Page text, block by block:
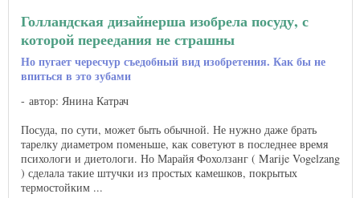
Голландская дизайнерша изобрела посуду, с
которой переедания не страшны
Но пугает чересчур съедобный вид изобретения. Как бы не
впиться в это зубами
автор: Янина Катрач
Посуда, по сути, может быть обычной. Не нужно даже брать
тарелку диаметром поменьше, как советуют в последнее время
психологи и диетологи. Но Марайя Фохолзанг ( Marije Vogelzang
) сделала такие штучки из простых камешков, покрытых
термостойким ...